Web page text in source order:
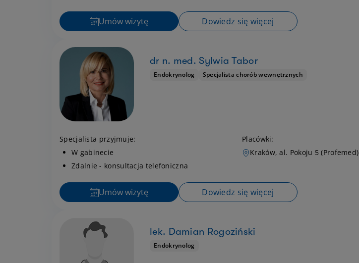
Umów wizytę Dowiedz się więcej
dr n. med. Sylwia Tabor
Endokrynolog Specjalista chorób wewnętrznych
Specjalista przyjmuje:
W gabinecie
Zdalnie - konsultacja telefoniczna
Placówki:
Kraków, al. Pokoju 5 (Profemed)
Umów wizytę Dowiedz się więcej
lek. Damian Rogoziński
Endokrynolog